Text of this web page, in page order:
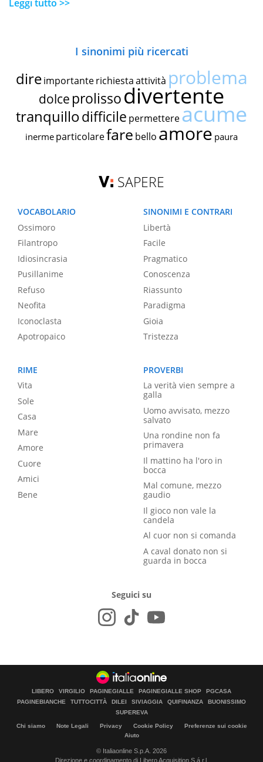
Leggi tutto >>
I sinonimi più ricercati
dire importante richiestaattività problema
dolce prolissodivertente
tranquillodifficile permettereacume
inerme particolarefare bello amore paura
SAPERE
VOCABOLARIO
Ossimoro
Filantropo
Idiosincrasia
Pusillanime
Refuso
Neofita
Iconoclasta
Apotropaico
SINONIMI E CONTRARI
Libertà
Facile
Pragmatico
Conoscenza
Riassunto
Paradigma
Gioia
Tristezza
RIME
Vita
Sole
Casa
Mare
Amore
Cuore
Amici
Bene
PROVERBI
La verità vien sempre a
galla
Uomo avvisato, mezzo
salvato
Una rondine non fa
primavera
Il mattino ha l'oro in
bocca
Mal comune, mezzo
gaudio
Il gioco non vale la
candela
Al cuor non si comanda
A caval donato non si
guarda in bocca
Seguici su
LIBERO VIRGILIO PAGINEGIALLE PAGINEGIALLE SHOP
PGCASA
PAGINEBIANCHE
TUTTOCITTÀ DILEI SIVIAGGIA QUIFINANZA
BUONISSIMO
SUPEREVA
Chi siamo Note Legali Privacy Cookie Policy
Preferenze sui cookie
Aiuto
© Italiaonline S.p.A. 2026
Direzione e coordinamento di Libero Acquisition S.á r.l.